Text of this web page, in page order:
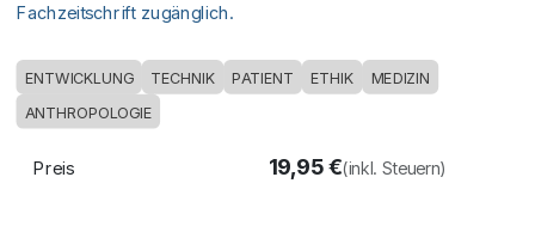
Fachzeitschrift zugänglich.
ENTWICKLUNG TECHNIK PATIENT ETHIK MEDIZIN
ANTHROPOLOGIE
Preis 19,95€(inkl. Steuern)